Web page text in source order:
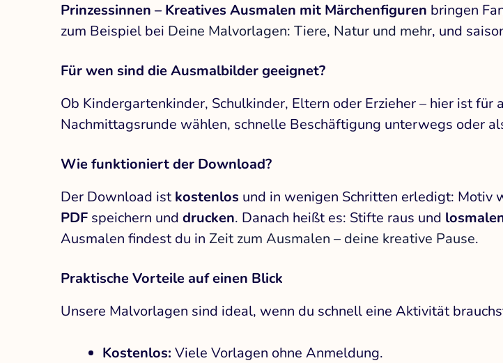
Prinzessinnen – Kreatives Ausmalen mit Märchenfiguren bringen
zum Beispiel bei Deine Malvorlagen: Tiere, Natur und mehr, und
Für wen sind die Ausmalbilder geeignet?
Ob Kindergartenkinder, Schulkinder, Eltern oder Erzieher – hier ist
Nachmittagsrunde wählen, schnelle Beschäftigung unterwegs oder
Wie funktioniert der Download?
Der Download ist kostenlos und in wenigen Schritten erledigt: Motiv
PDF speichern und drucken. Danach heißt es: Stifte raus und
Ausmalen findest du in Zeit zum Ausmalen – deine kreative Pause.
Praktische Vorteile auf einen Blick
Unsere Malvorlagen sind ideal, wenn du schnell eine Aktivität
Kostenlos: Viele Vorlagen ohne Anmeldung.